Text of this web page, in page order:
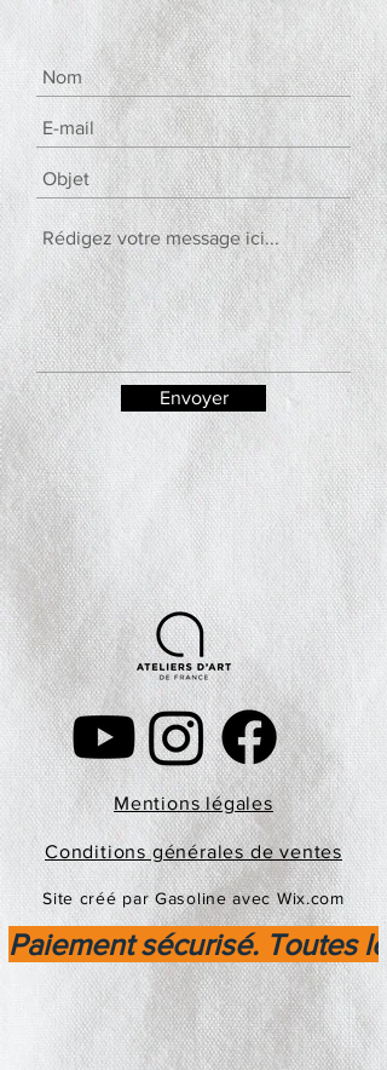
Envoyer
Mentions légales
Conditions générales de ventes
Site créé par Gasoline avec Wix.com
Paiement sécurisé. Toutes